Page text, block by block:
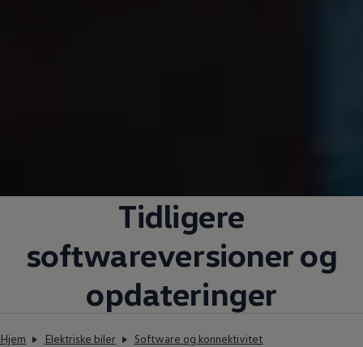
Tidligere
softwareversioner og
opdateringer
Hjem Elektriske biler
Software og konnektivitet